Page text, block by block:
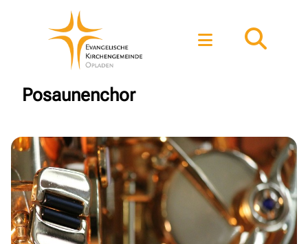
Posaunenchor